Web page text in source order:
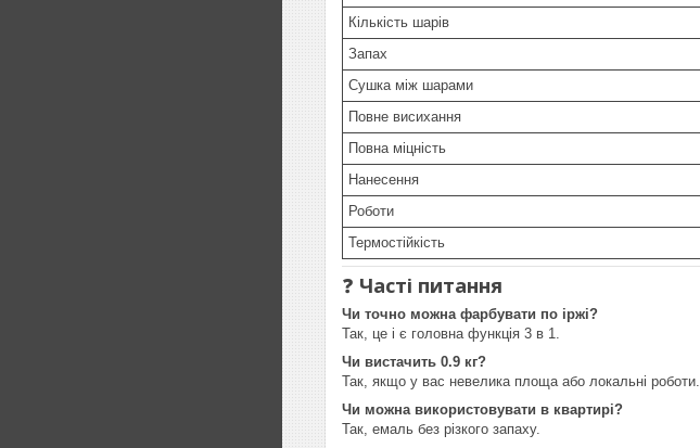
Кількість шарів
Запах
Сушка між шарами
Повне висихання
Повна міцність
Нанесення
Роботи
Термостійкість
❓ Часті питання
Чи точно можна фарбувати по іржі?
Так, це і є головна функція 3 в 1.
Чи вистачить 0.9 кг?
Так, якщо у вас невелика площа або локальні роботи.
Чи можна використовувати в квартирі?
Так, емаль без різкого запаху.